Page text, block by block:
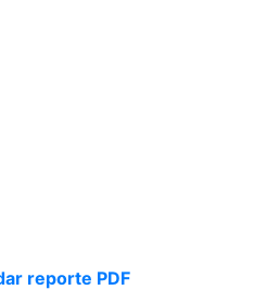
reporte PDF